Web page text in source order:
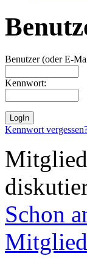
Benutzer (oder E-
Kennwort:
Kennwort
Schon